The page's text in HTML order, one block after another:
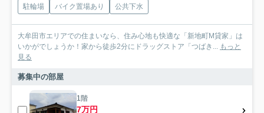
駐輪場 バイク置場あり 公共下水
大牟田市エリアでの住まいなら、住み心地も快適な「新地町M貸家」は
いかがでしょうか！家から徒歩2分にドラッグストア「つばき... もっと
見る
募集中の部屋
1階
7万円